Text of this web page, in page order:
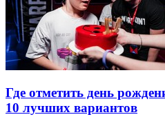
Где отметить день
10 лучших вариантов